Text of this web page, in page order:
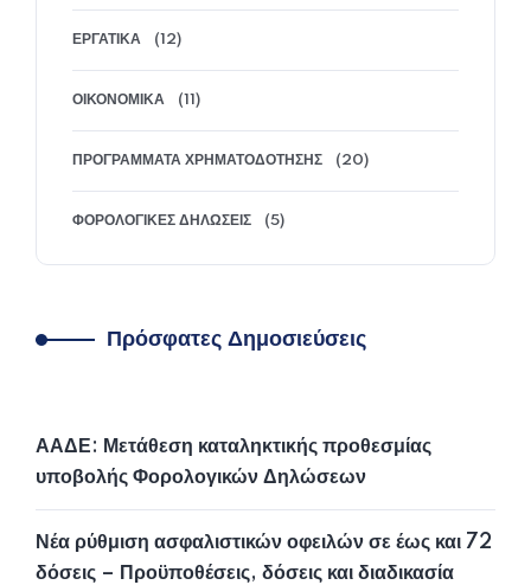
ΕΡΓΑΤΙΚΆ (12)
ΟΙΚΟΝΟΜΙΚΆ (11)
ΠΡΟΓΡΆΜΜΑΤΑ ΧΡΗΜΑΤΟΔΌΤΗΣΗΣ (20)
ΦΟΡΟΛΟΓΙΚΈΣ ΔΗΛΏΣΕΙΣ (5)
Πρόσφατες Δημοσιεύσεις
ΑΑΔΕ: Μετάθεση καταληκτικής προθεσμίας
υποβολής Φορολογικών Δηλώσεων
Νέα ρύθμιση ασφαλιστικών οφειλών σε έως και 72
δόσεις – Προϋποθέσεις, δόσεις και διαδικασία